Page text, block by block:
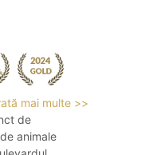
mai multe >>
de
animale